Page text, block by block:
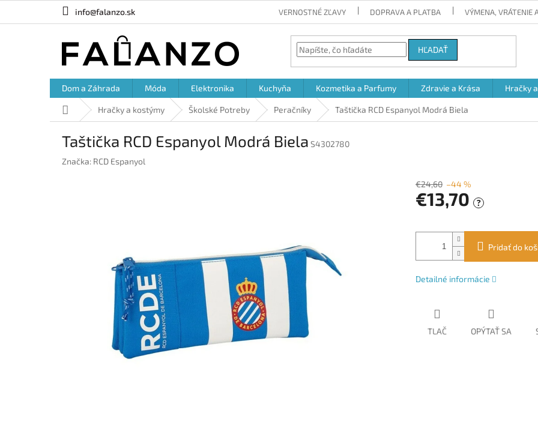
info@falanzo.sk VERNOSTNÉ ZĽAVY DOPRAVA A PLATBA VÝMENA, VRÁTENIE
HĽADAŤ
Dom a Záhrada Móda Elektronika Kuchyňa Kozmetika a Parfumy Zdravie a Krása Hračky
DomovHračky a kostýmy Školské Potreby Peračníky Taštička RCD Espanyol Modrá Biela
Taštička RCD Espanyol Modrá Biela S4302780
Značka: RCD Espanyol
€24,60 –44 %
€13,70 ?
cena:
Pridať do
Detailné informácie
TLAČ OPÝTAŤ SA